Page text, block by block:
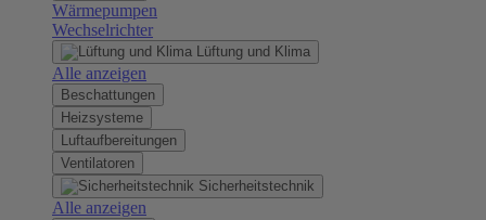
Wärmepumpen
Wechselrichter
Lüftung und Klima
Alle anzeigen
Beschattungen
Heizsysteme
Luftaufbereitungen
Ventilatoren
Sicherheitstechnik
Alle anzeigen